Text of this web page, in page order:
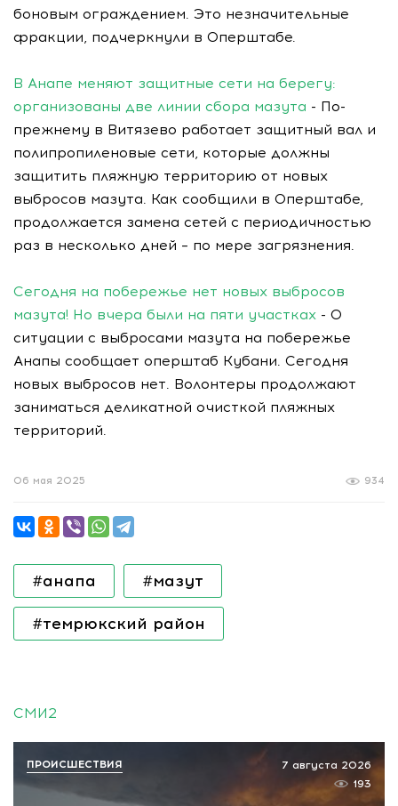
боновым ограждением. Это незначительные
фракции, подчеркнули в Оперштабе.
В Анапе меняют защитные сети на берегу:
организованы две линии сбора мазута - По-
прежнему в Витязево работает защитный вал и
полипропиленовые сети, которые должны
защитить пляжную территорию от новых
выбросов мазута. Как сообщили в Оперштабе,
продолжается замена сетей с периодичностью
раз в несколько дней – по мере загрязнения.
Сегодня на побережье нет новых выбросов
мазута! Но вчера были на пяти участках - О
ситуации с выбросами мазута на побережье
Анапы сообщает оперштаб Кубани. Сегодня
новых выбросов нет. Волонтеры продолжают
заниматься деликатной очисткой пляжных
территорий.
934
06 мая 2025
#анапа #мазут
#темрюкский район
СМИ2
7 августа 2026
193
ПРОИСШЕСТВИЯ